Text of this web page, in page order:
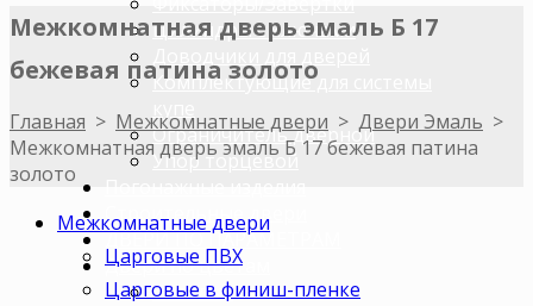
Цилиндры с ключами
Комплектующие для системы
Ограничитель дверной
Упор торцевой
Строительные двери
ДВЕРИ ПО ПАРАМЕТРАМ
Двери по цветам
Светлые
Межкомнатная дверь эмаль Б 17
бежевая патина золото
Главная > Межкомнатные двери > Двери Эмаль >
Межкомнатная дверь эмаль Б 17 бежевая патина
золото
Межкомнатные двери
Царговые ПВХ
Царговые в финиш-пленке